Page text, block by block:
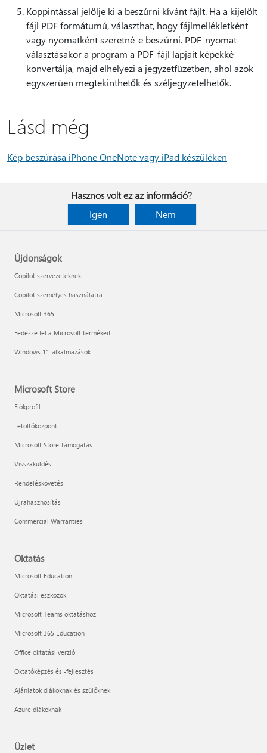
Koppintással jelölje ki a beszúrni kívánt fájlt. Ha a kijelölt
fájl PDF formátumú, választhat, hogy fájlmellékletként
vagy nyomatként szeretné-e beszúrni. PDF-nyomat
választásakor a program a PDF-fájl lapjait képekké
konvertálja, majd elhelyezi a jegyzetfüzetben, ahol azok
egyszerűen megtekinthetők és széljegyzetelhetők.
Lásd még
Kép beszúrása iPhone OneNote vagy iPad készüléken
Hasznos volt ez az információ?
Igen
Nem
Újdonságok
Copilot szervezeteknek
Copilot személyes használatra
Microsoft 365
Fedezze fel a Microsoft termékeit
Windows 11-alkalmazások
Microsoft Store
Fiókprofil
Letöltőközpont
Microsoft Store-támogatás
Visszaküldés
Rendeléskövetés
Újrahasznosítás
Commercial Warranties
Oktatás
Microsoft Education
Oktatási eszközök
Microsoft Teams oktatáshoz
Microsoft 365 Education
Office oktatási verzió
Oktatóképzés és -fejlesztés
Ajánlatok diákoknak és szülőknek
Azure diákoknak
Üzlet